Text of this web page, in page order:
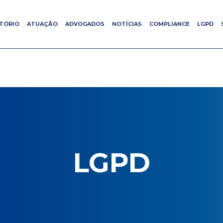
ATUAÇÃO ADVOGADOS NOTÍCIAS COMPLIANCE LGPD
ATUAÇÃO ADVOGADOS NOTÍCIAS COMPLIANCE LGPD
LGPD